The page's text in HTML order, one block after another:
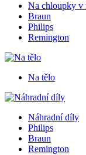
Na chloupky v
Braun
Philips
Remington
Na tělo
Náhradní díly
Philips
Braun
Remington